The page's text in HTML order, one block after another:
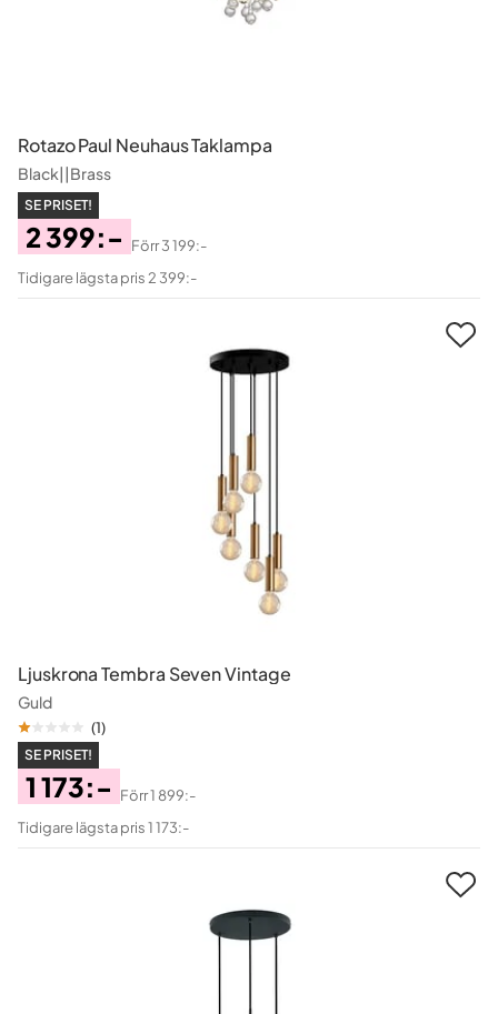
Rotazo Paul Neuhaus Taklampa
Black||Brass
SE PRISET!
Pris
2 399:-
Original
Pris
Förr3 199:-
Tidigare lägsta pris 2 399:-
Ljuskrona Tembra Seven Vintage
Guld
(1)
SE PRISET!
Pris
1 173:-
Original
Pris
Förr1 899:-
Tidigare lägsta pris 1 173:-